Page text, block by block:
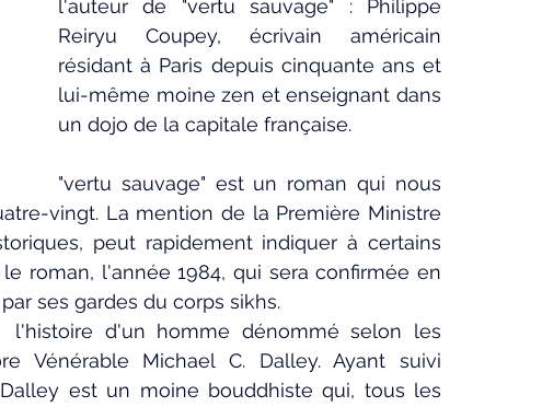
l'auteur de "vertu sauvage" : Philippe
Reiryu Coupey, écrivain américain
résidant à Paris depuis cinquante ans et
lui-même moine zen et enseignant dans
un dojo de la capitale française.
"vertu sauvage" est un roman qui nous
vingt. La mention de la Première Ministre
peut rapidement indiquer à certains
roman, l'année 1984, qui sera confirmée en
ses gardes du corps sikhs.
l'histoire d'un homme dénommé selon les
Vénérable Michael C. Dalley. Ayant suivi
est un moine bouddhiste qui, tous les